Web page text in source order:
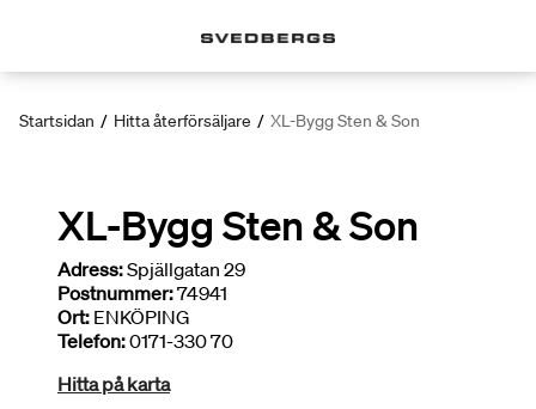
Startsidan / Hitta återförsäljare / XL-Bygg Sten & Son
XL-Bygg Sten & Son
Adress:Spjällgatan 29
Postnummer:74941
Ort: ENKÖPING
Telefon:0171-330 70
Hitta på karta